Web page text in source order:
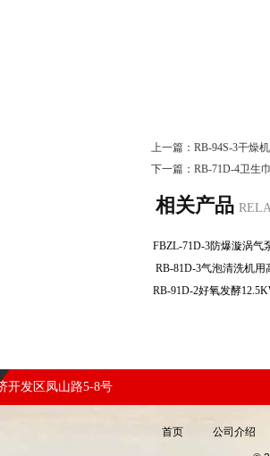
上一篇： RB-94S-3干燥
下一篇： RB-71D-4卫生
相关产品
RB-81D-3气泡清洗机
开发区凤山路5-8号
首页 公司介绍